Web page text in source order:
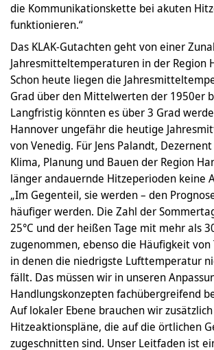
die Kommunikationskette bei akuten
funktionieren.“
Das KLAK-Gutachten geht von einer
Jahresmitteltemperaturen in der Region
Schon heute liegen die
Grad über den Mittelwerten der 1950er
Langfristig könnten es über 3 Grad
Hannover ungefähr die heutige
von Venedig. Für Jens Palandt,
Klima, Planung und Bauen der Region
länger andauernde Hitzeperioden keine
„Im Gegenteil, sie werden – den
häufiger werden. Die Zahl der
25°C und der heißen Tage mit mehr als
zugenommen, ebenso die Häufigkeit von
in denen die niedrigste Lufttemperatur
fällt. Das müssen wir in unseren
Handlungskonzepten fachübergreifend
Auf lokaler Ebene brauchen wir zusätzlich
Hitzeaktionspläne, die auf die örtlichen
zugeschnitten sind. Unser Leitfaden ist